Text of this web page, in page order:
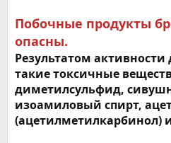
Побочные продукты
опасны.
Результатом
такие токсичные
диметилсульфид,
изоамиловый спирт,
(ацетилметилкарбинол)